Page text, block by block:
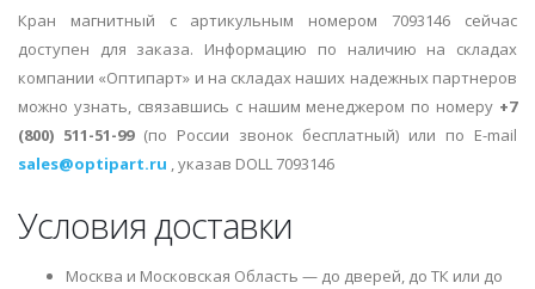
Кран магнитный с артикульным номером 7093146 сейчас
доступен для заказа. Информацию по наличию на складах
компании «Оптипарт» и на складах наших надежных партнеров
можно узнать, связавшись с нашим менеджером по номеру +7
(800) 511-51-99(по России звонок бесплатный) или по E-mail
sales@optipart.ru , указав DOLL 7093146
Условия доставки
Москва и Московская Область — до дверей, до ТК или до